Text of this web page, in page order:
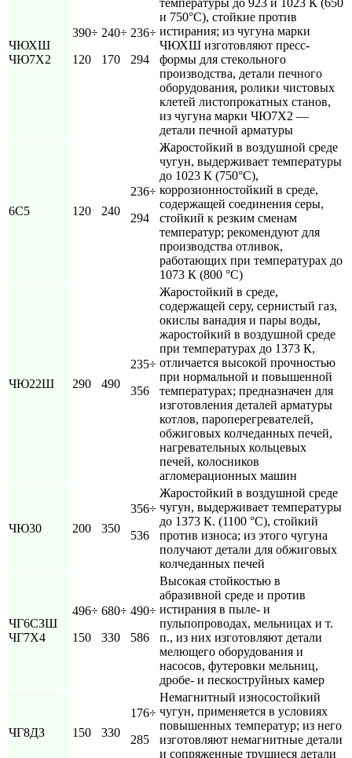
ЧЮХШ
ЧЮ7Х2
390÷
120
240÷
170
236÷
294
и 750°С), стойкие против
истирания; из чугуна марки
ЧЮХШ изготовляют пресс-
формы для стекольного
производства, детали печного
оборудования, ролики чистовых
клетей листопрокатных станов,
из чугуна марки ЧЮ7Х2 —
детали печной арматуры
6С5 120 240
236÷
294
Жаростойкий в воздушной среде
чугун, выдерживает температуры
до 1023 К (750°С),
коррозионностойкий в среде,
содержащей соединения серы,
стойкий к резким сменам
температур; рекомендуют для
производства отливок,
работающих при температурах до
1073 К (800 °С)
ЧЮ22Ш 290 490
235÷
356
Жаростойкий в среде,
содержащей серу, сернистый газ,
окислы ванадия и пары воды,
жаростойкий в воздушной среде
при температурах до 1373 К,
отличается высокой прочностью
при нормальной и повышенной
температурах; предназначен для
изготовления деталей арматуры
котлов, пароперегревателей,
обжиговых колчеданных печей,
нагревательных кольцевых
печей, колосников
агломерационных машин
ЧЮ30 200 350
356÷
536
Жаростойкий в воздушной среде
чугун, выдерживает температуры
до 1373 К. (1100 °С), стойкий
против износа; из этого чугуна
получают детали для обжиговых
колчеданных печей
ЧГ6СЗШ
ЧГ7Х4
496÷
150
680÷
330
490÷
586
Высокая стойкостью в
абразивной среде и против
истирания в пыле- и
пульпопроводах, мельницах и т.
п., из них изготовляют детали
мелющего оборудования и
насосов, футеровки мельниц,
дробе- и пескоструйных камер
ЧГ8ДЗ 150 330
176÷
285
Немагнитный износостойкий
чугун, применяется в условиях
повышенных температур; из него
изготовляют немагнитные детали
и сопряженные трущиеся детали